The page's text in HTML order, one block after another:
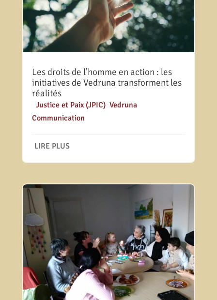
Les droits de l’homme en action : les
initiatives de Vedruna transforment les
réalités
Justice et Paix (JPIC), Vedruna
Communication
LIRE PLUS